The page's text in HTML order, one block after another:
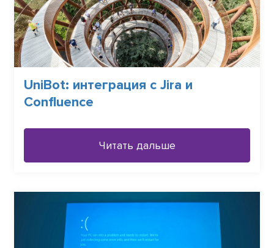
UniBot: интеграция с Jira и
Confluence
Читать дальше